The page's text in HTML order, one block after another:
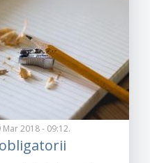
2018 - 09:12.